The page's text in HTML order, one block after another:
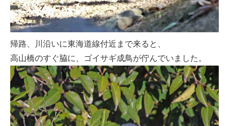
帰路、川沿いに東海道線付近まで来ると、
高山橋のすぐ脇に、ゴイサギ成鳥が佇んでいました。